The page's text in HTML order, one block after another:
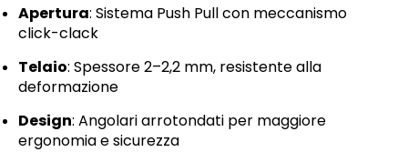
Apertura: Sistema Push Pull con meccanismo
click-clack
Telaio: Spessore 2–2,2 mm, resistente alla
deformazione
Design: Angolari arrotondati per maggiore
ergonomia e sicurezza